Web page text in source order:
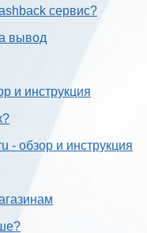
сервис?
вывод
и инструкция
- обзор и инструкция